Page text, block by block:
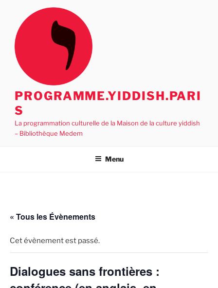
contenu
principal
PROGRAMME.YIDDISH.PARI
S
La programmation culturelle de la Maison de la culture yiddish
– Bibliothèque Medem
Menu
« Tous les Évènements
Cet évènement est passé.
Dialogues sans frontières :